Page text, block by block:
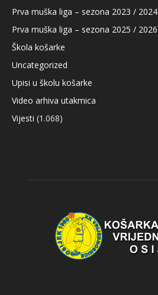
Prva muška liga – sezona 2023 / 2024
Prva muška liga – sezona 2025 / 2026
Škola košarke
Uncategorized
Upisi u školu košarke
Video arhiva utakmica
Vijesti (1.068)